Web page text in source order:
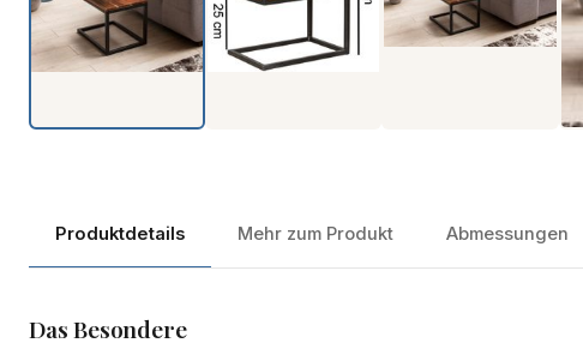
Produktdetails Mehr zum Produkt Abmessungen
Das Besondere